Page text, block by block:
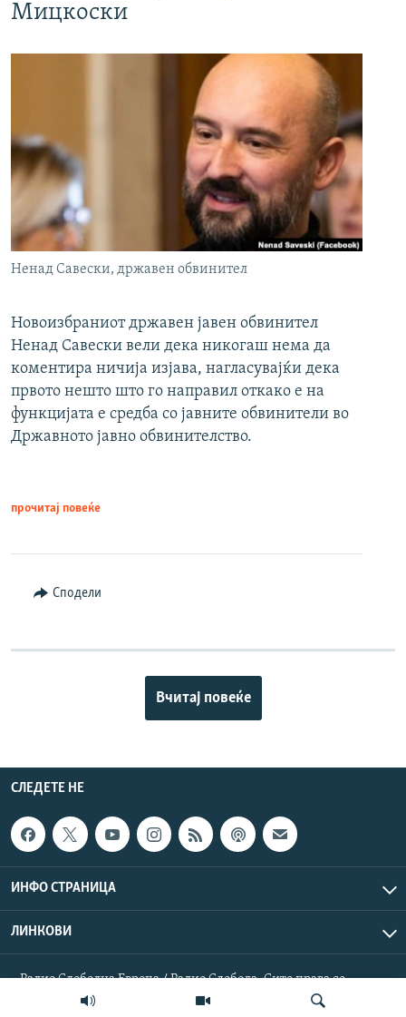
Мицкоски
Ненад Савески, државен обвинител
Новоизбраниот државен јавен обвинител
Ненад Савески вели дека никогаш нема да
коментира ничија изјава, нагласувајќи дека
првото нешто што го направил откако е на
функцијата е средба со јавните обвинители во
Државното јавно обвинителство.
прочитај повеќе
Сподели
Вчитај повеќе
СЛЕДЕТЕ НЕ
ИНФО СТРАНИЦА
ЛИНКОВИ
Радио Слободна Европа / Радио Слобода. Сите права се
резервирани